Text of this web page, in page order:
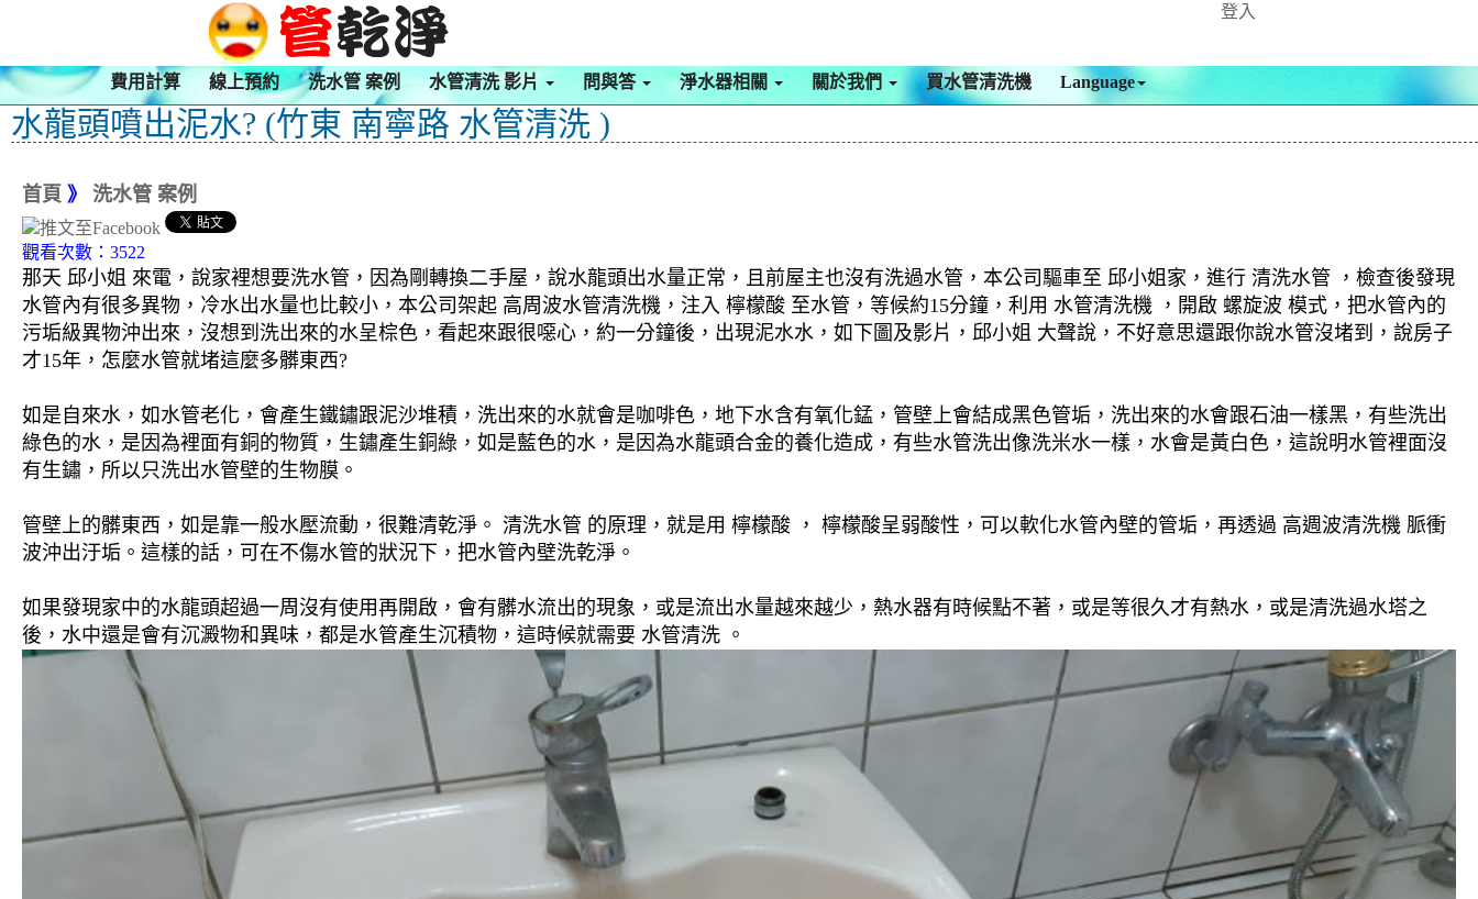
登入
費用計算 線上預約 洗水管 案例 水管清洗 影片 問與答 淨水器相關 關於我們 買水管清洗機 Language
水龍頭噴出泥水? (竹東 南寧路 水管清洗 )
首頁 》 洗水管 案例
觀看次數：3522
那天 邱小姐 來電，說家裡想要洗水管，因為剛轉換二手屋，說水龍頭出水量正常，且前屋主也沒有洗過水管，本公司驅車至 邱小姐家，進行 清洗水管 ，檢查後發現
水管內有很多異物，冷水出水量也比較小，本公司架起 高周波水管清洗機，注入 檸檬酸 至水管，等候約15分鐘，利用 水管清洗機 ，開啟 螺旋波 模式，把水管內的
污垢級異物沖出來，沒想到洗出來的水呈棕色，看起來跟很噁心，約一分鐘後，出現泥水水，如下圖及影片，邱小姐 大聲說，不好意思還跟你說水管沒堵到，說房子
才15年，怎麼水管就堵這麼多髒東西?
如是自來水，如水管老化，會產生鐵鏽跟泥沙堆積，洗出來的水就會是咖啡色，地下水含有氧化錳，管壁上會結成黑色管垢，洗出來的水會跟石油一樣黑，有些洗出
綠色的水，是因為裡面有銅的物質，生鏽產生銅綠，如是藍色的水，是因為水龍頭合金的養化造成，有些水管洗出像洗米水一樣，水會是黃白色，這說明水管裡面沒
有生鏽，所以只洗出水管壁的生物膜。
管壁上的髒東西，如是靠一般水壓流動，很難清乾淨。 清洗水管 的原理，就是用 檸檬酸 ， 檸檬酸呈弱酸性，可以軟化水管內壁的管垢，再透過 高週波清洗機 脈衝
波沖出汙垢。這樣的話，可在不傷水管的狀況下，把水管內壁洗乾淨。
如果發現家中的水龍頭超過一周沒有使用再開啟，會有髒水流出的現象，或是流出水量越來越少，熱水器有時候點不著，或是等很久才有熱水，或是清洗過水塔之
後，水中還是會有沉澱物和異味，都是水管產生沉積物，這時候就需要 水管清洗 。